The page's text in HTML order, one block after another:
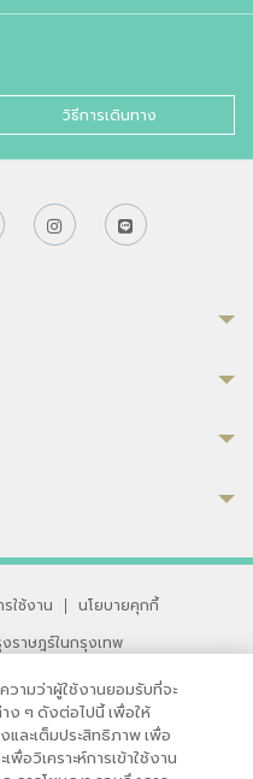
วิธีการเดินทาง
ใช้งาน |
นโยบายคุกกี้
ราษฎร์ในกรุงเทพ
ทพ 10110 ประเทศไทย
การใช้เว็บไซต์ของเรา
ามว่าผู้ใช้งานยอมรับที่จะ
ง ๆ ดังต่อไปนี้ เพื่อให้
ละเต็มประสิทธิภาพ เพื่อ
อวิเคราะห์การเข้าใช้งาน